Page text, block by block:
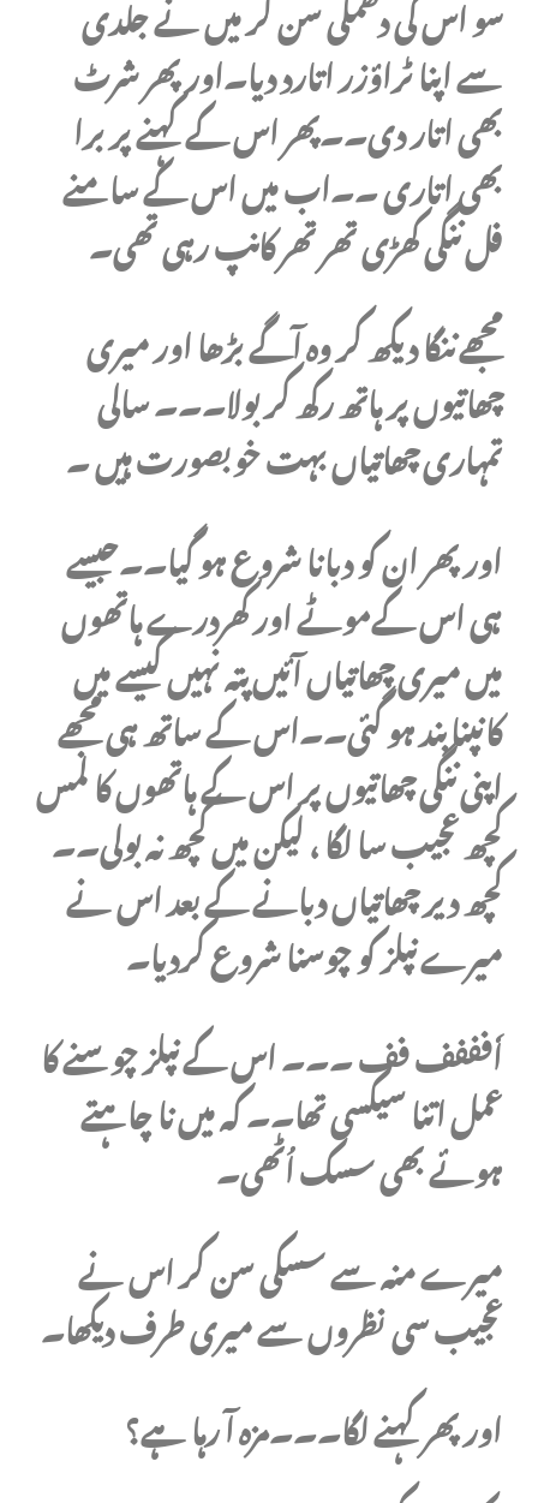
سے اپنا ٹراؤزر اتارد دیا۔اور پھر شرٹ
بھی اتار دی۔۔پھر اس کے کہنے پر برا
بھی اتاری ۔۔اب میں اس کے سامنے
فل ننگی کھڑی تھر تھر کانپ رہی تھی۔
مجھے ننگا دیکھ کر وہ آگے بڑھا اور میری
چھاتیوں پر ہاتھ رکھ کر بولا۔۔۔ سالی
تمہاری چھاتیاں بہت خوبصورت ہیں ۔
اور پھر ان کو دبانا شروع ہو گیا۔۔جیسے
ہی اس کےموٹے اور کھردرے ہاتھوں
میں میری چھاتیاں آئیں پتہ نہیں کیسے میں
کانپنا بند ہو گئی۔۔اس کے ساتھ ہی مجھے
اپنی ننگی چھاتیوں پر اس کے ہاتھوں کا لمس
کچھ عجیب سا لگا ، لیکن میں کچھ نہ بولی۔۔
کچھ دیر چھاتیاں دبانے کے بعد اس نے
میرے نپلز کو چوسنا شروع کردیا۔
اٗفففف فف ۔۔۔ اس کے نپلز چوسنے کا
عمل اتنا سیکسی تھا۔۔ کہ میں نا چاہتے
ہوئے بھی سسک اُٹھی۔
عجیب سی نظروں سے میری طرف دیکھا۔
اور پھر کہنے لگا۔۔۔مزہ آ رہا ہے؟